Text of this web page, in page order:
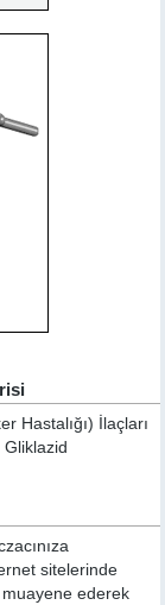
Hastalığı) İlaçları
sitelerinde
muayene ederek